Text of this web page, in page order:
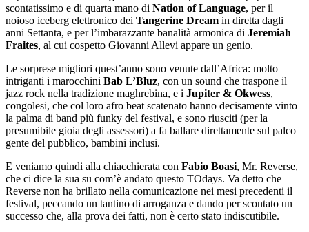
scontatissimo e di quarta mano di Nation of Language, per il
noioso iceberg elettronico dei Tangerine Dream in diretta dagli
anni Settanta, e per l’imbarazzante banalità armonica di Jeremiah
Fraites, al cui cospetto Giovanni Allevi appare un genio.
Le sorprese migliori quest’anno sono venute dall’Africa: molto
intriganti i marocchini Bab L’Bluz, con un sound che traspone il
jazz rock nella tradizione maghrebina, e i Jupiter & Okwess,
congolesi, che col loro afro beat scatenato hanno decisamente vinto
la palma di band più funky del festival, e sono riusciti (per la
presumibile gioia degli assessori) a fa ballare direttamente sul palco
gente del pubblico, bambini inclusi.
E veniamo quindi alla chiacchierata con Fabio Boasi, Mr. Reverse,
che ci dice la sua su com’è andato questo TOdays. Va detto che
Reverse non ha brillato nella comunicazione nei mesi precedenti il
festival, peccando un tantino di arroganza e dando per scontato un
successo che, alla prova dei fatti, non è certo stato indiscutibile.